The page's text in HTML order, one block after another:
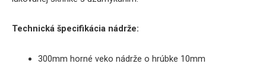
Technická špecifikácia nádrže:
300mm horné veko nádrže o hrúbke 10mm